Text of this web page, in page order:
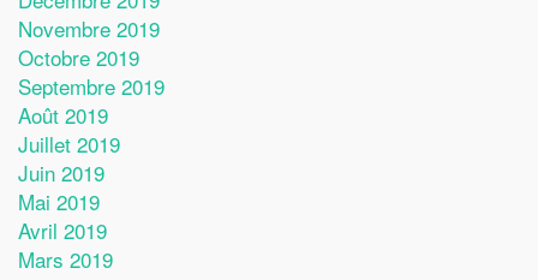
Novembre 2019
Octobre 2019
Septembre 2019
Août 2019
Juillet 2019
Juin 2019
Mai 2019
Avril 2019
Mars 2019